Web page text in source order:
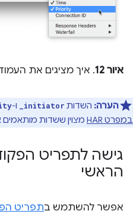
איור 12 . איך מציגים את
הערה: השדות _initiator ו-
במפרט HAR
מצוין ששדות מותאמים
גישה לתפריט
הראשי
אפשר להשתמש בתפריט